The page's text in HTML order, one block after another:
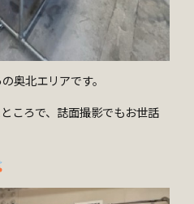
奥北エリアです。
ころで、誌面撮影でもお世話